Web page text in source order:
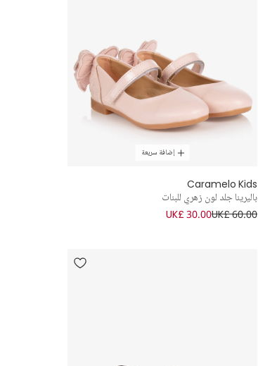
إضافة سريعة
Caramelo Kids
باليرينا جلد لون زهري للبنات
UK£ 60.00
UK£ 30.00